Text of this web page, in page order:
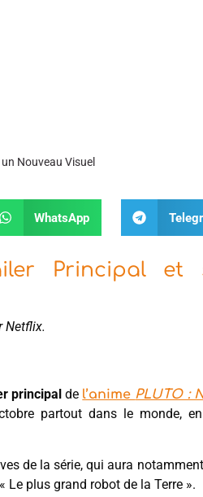
Nouveau Visuel
WhatsApp
Principal et
Netflix.
principal de l’anime PLUTO :
partout dans le monde,
de la série, qui aura
Le plus grand robot de la Terre ».